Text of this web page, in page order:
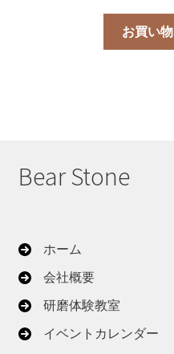
お買い
Bear Stone
ホーム
会社概要
研磨体験教室
イベントカレンダー